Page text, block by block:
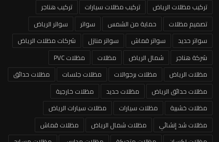
تركيب مظلات الرياض
تركيب مظلات سيارات
تركيب هناجر
تصميم مظلات
حماية من الشمس سواتر
سواتر الرياض
سواتر حديد
سواتر قماش سواتر منازل
شركات مظلات الرياض
شركة هناجر
شمال الرياض مظلات
مظلات PVC
مظلات الرياض
مظلات برجوالات مظلات جلسات
مظلات حدائق
مظلات حدائق الرياض
مظلات حديد
مظلات خارجية
مظلات خشبية
مظلات سيارات
مظلات سيارات الرياض
مظلات شد إنشائي
مظلات شمال الرياض
مظلات قماش